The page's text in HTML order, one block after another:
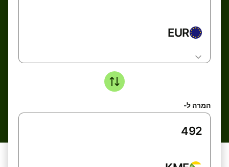
EUR
המרה ל-